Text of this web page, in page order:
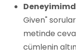
Given"
metinde
cümlenin